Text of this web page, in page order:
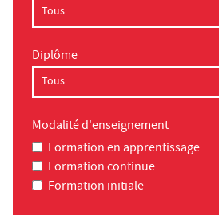
Diplôme
Modalité d'enseignement
Formation en apprentissage
Formation continue
Formation initiale